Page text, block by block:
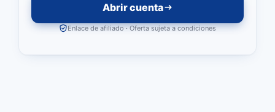
Abrir cuenta
Enlace de afiliado · Oferta sujeta a condiciones